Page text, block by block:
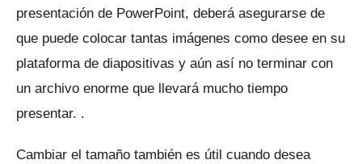
presentación de PowerPoint, deberá asegurarse de
que puede colocar tantas imágenes como desee en su
plataforma de diapositivas y aún así no terminar con
un archivo enorme que llevará mucho tiempo
presentar. .
Cambiar el tamaño también es útil cuando desea